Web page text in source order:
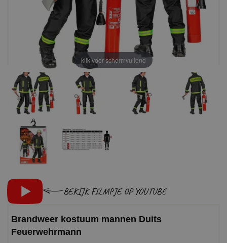
klik voor schermvullend
BEKIJK FILMPJE OP YOUTUBE
Brandweer kostuum mannen Duits
Feuerwehrmann